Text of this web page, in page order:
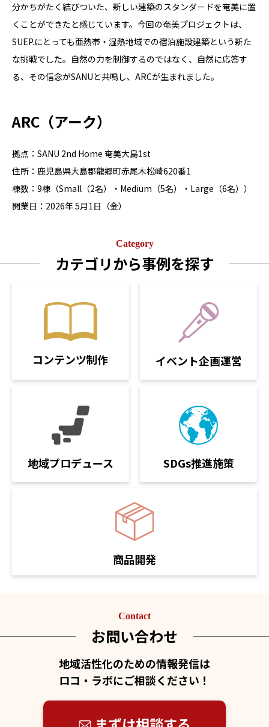
分かちがたく結びついた、新しい建築のスタンダードを奄美に置
くことができたと感じています。今回の奄美プロジェクトは、
SUEP.にとっても亜熱帯・湿熱地域での宿泊施設建築という新た
な挑戦でした。自然の力を制御するのではなく、自然に応答す
る、その信念がSANUと共鳴し、ARCが生まれました。
ARC（アーク）
拠点：SANU 2nd Home 奄美大島1st
住所：鹿児島県大島郡龍郷町赤尾木松崎620番1
棟数：9棟（Small（2名）・Medium（5名）・Large（6名））
開業日：2026年 5月1日（金）
Category
カテゴリから事例を探す
コンテンツ制作 イベント企画運営
地域プロデュース SDGs推進施策
商品開発
Contact
お問い合わせ
地域活性化のための情報発信は
ロコ・ラボにご相談ください！